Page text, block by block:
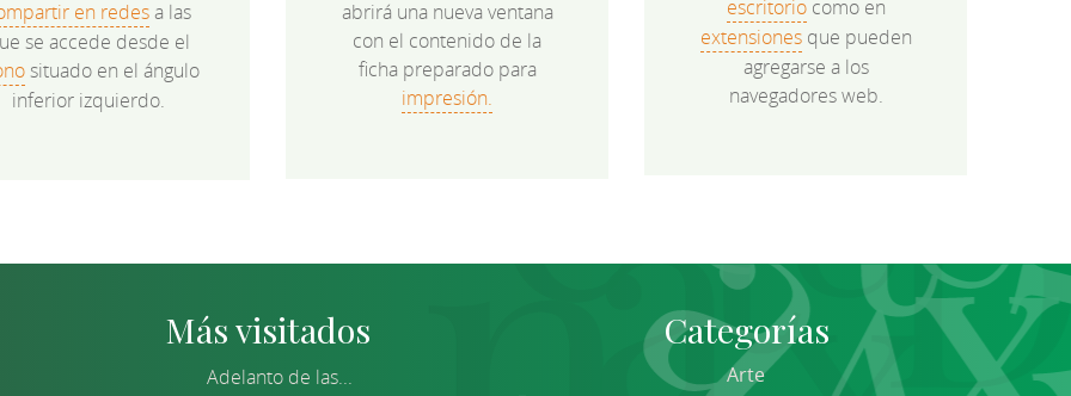
en redesa las
se accede desde el
situado en el ángulo
inferior izquierdo.
abrirá una nueva ventana
con el contenido de la
ficha preparado para
impresión.
escritoriocomo en
extensionesque pueden
agregarse a los
navegadores web.
Más visitados
Adelanto de las...
Categorías
Arte